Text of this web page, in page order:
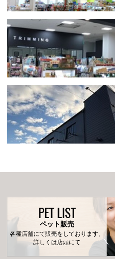
PET LIST
ペット販売
各種店舗にて販売をしております。
詳しくは店頭にて